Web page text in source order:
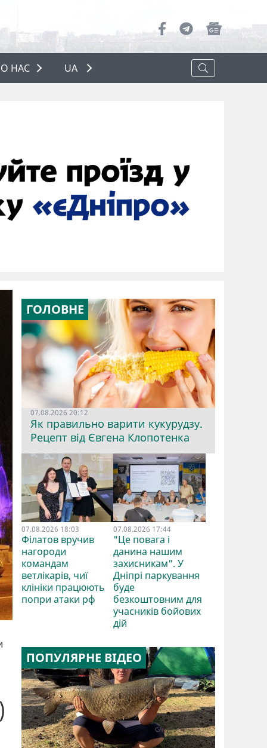
НАС
НАС
UA
ГОЛОВНЕ
07.08.2026 20:12
Як правильно варити кукурудзу.
Рецепт від Євгена Клопотенка
07.08.2026 18:03
Філатов вручив
нагороди
командам
ветлікарів, чиї
клініки працюють
попри атаки рф
07.08.2026 17:44
"Це повага і
данина нашим
захисникам". У
Дніпрі паркування
буде
безкоштовним для
учасників бойових
дій
ПОПУЛЯРНЕ ВІДЕО